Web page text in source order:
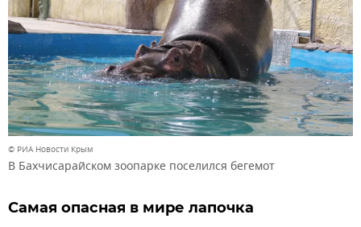
© РИА Новости Крым
В Бахчисарайском зоопарке поселился бегемот
Самая опасная в мире лапочка